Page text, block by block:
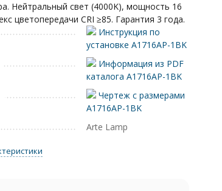
Нейтральный свет (4000K), мощность 16
цветопередачи CRI ≥85. Гарантия 3 года.
Инструкция по
установке A1716AP-1BK
Информация из PDF
каталога A1716AP-1BK
Чертеж с размерами
A1716AP-1BK
Arte Lamp